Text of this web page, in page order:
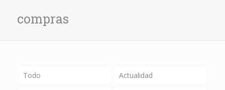
compras
Todo Actualidad